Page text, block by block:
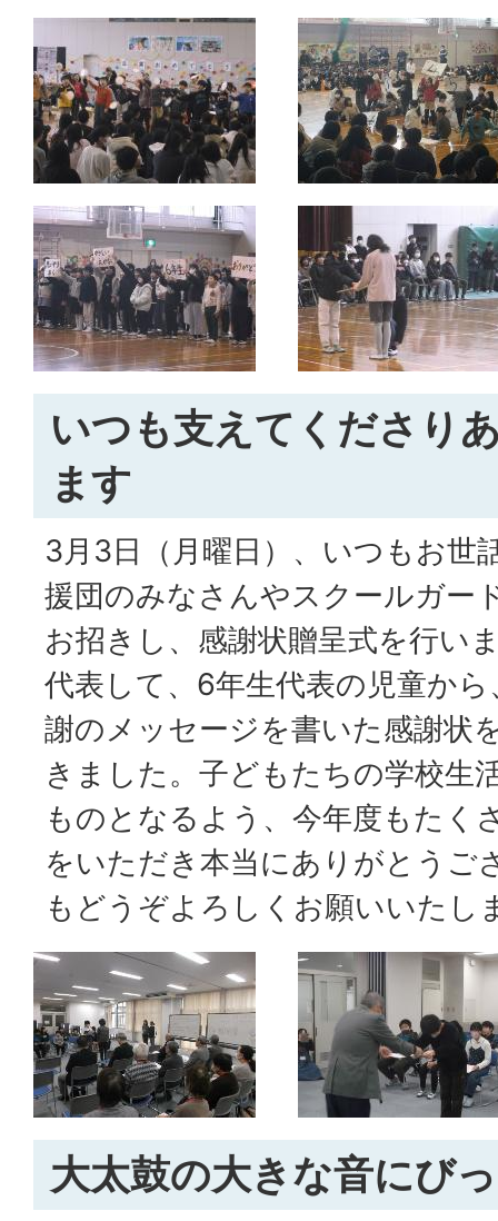
いつも支えてくださり
ます
3月3日（月曜日）、いつもお世
援団のみなさんやスクールガー
お招きし、感謝状贈呈式を行い
代表して、6年生代表の児童か
謝のメッセージを書いた感謝状
きました。子どもたちの学校生
ものとなるよう、今年度もたく
をいただき本当にありがとうご
もどうぞよろしくお願いいたし
大太鼓の大きな音にび